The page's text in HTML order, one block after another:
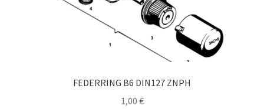
FEDERRING B6 DIN127 ZNPH
1,00 €